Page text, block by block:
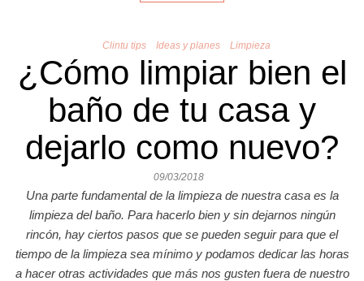
Clintu tips Ideas y planes Limpieza
¿Cómo limpiar bien el
baño de tu casa y
dejarlo como nuevo?
09/03/2018
Una parte fundamental de la limpieza de nuestra casa es la
limpieza del baño. Para hacerlo bien y sin dejarnos ningún
rincón, hay ciertos pasos que se pueden seguir para que el
tiempo de la limpieza sea mínimo y podamos dedicar las horas
a hacer otras actividades que más nos gusten fuera de nuestro